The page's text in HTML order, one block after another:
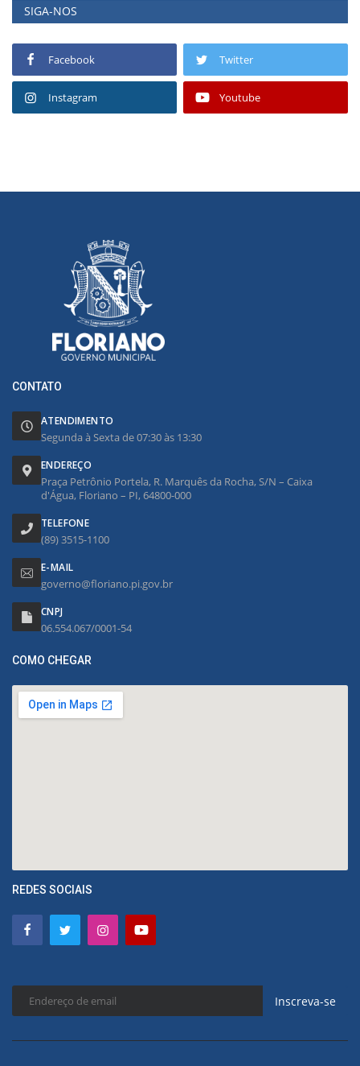
SIGA-NOS
Facebook Twitter
Instagram Youtube
CONTATO
ATENDIMENTO
Segunda à Sexta de 07:30 às 13:30
ENDEREÇO
Praça Petrônio Portela, R. Marquês da Rocha, S/N – Caixa
d'Água, Floriano – PI, 64800-000
TELEFONE
(89) 3515-1100
E-MAIL
governo@floriano.pi.gov.br
CNPJ
06.554.067/0001-54
COMO CHEGAR
REDES SOCIAIS
Inscreva-se